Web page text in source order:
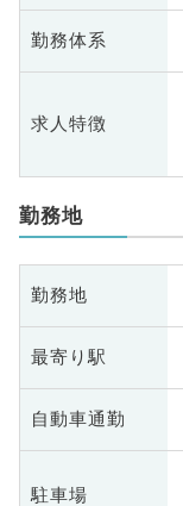
勤務体系
求人特徴
勤務地
勤務地
最寄り駅
自動車通勤
駐車場